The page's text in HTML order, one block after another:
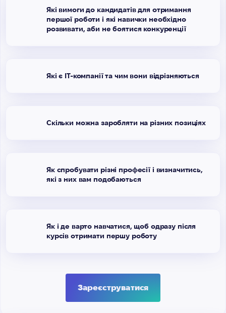
Які вимоги до кандидатів для отримання
першої роботи і які навички необхідно
розвивати, аби не боятися конкуренції
Які є ІТ-компанії та чим вони відрізняються
Скільки можна заробляти на різних позиціях
Як спробувати різні професії і визначитись,
які з них вам подобаються
Як і де варто навчатися, щоб одразу після
курсів отримати першу роботу
Зареєструватися